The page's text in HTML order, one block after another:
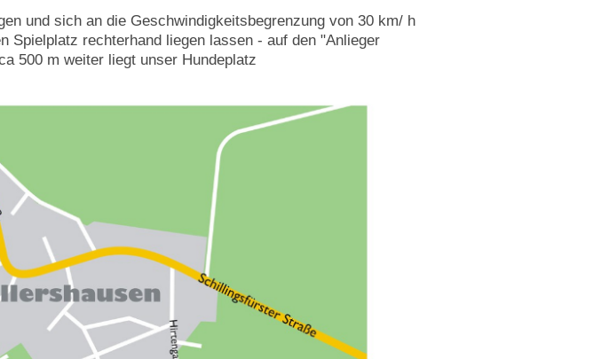
und sich an die Geschwindigkeitsbegrenzung von 30 km/ h
Spielplatz rechterhand liegen lassen - auf den "Anlieger
500 m weiter liegt unser Hundeplatz